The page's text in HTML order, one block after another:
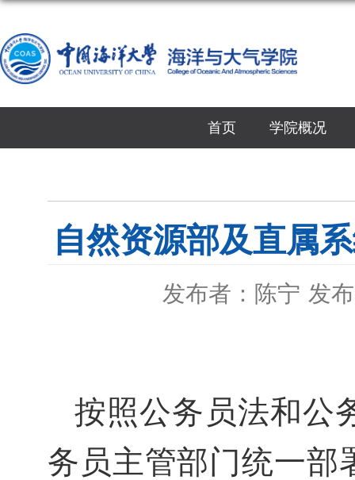
首页 学院概况
自然资源部及直属
发布者：陈宁 发
按照公务员法和公
务员主管部门统一部